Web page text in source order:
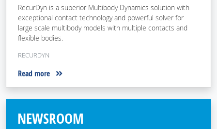
RecurDyn is a superior Multibody Dynamics solution with
exceptional contact technology and powerful solver for
large scale multibody models with multiple contacts and
flexible bodies.
RECURDYN
Read more
NEWSROOM